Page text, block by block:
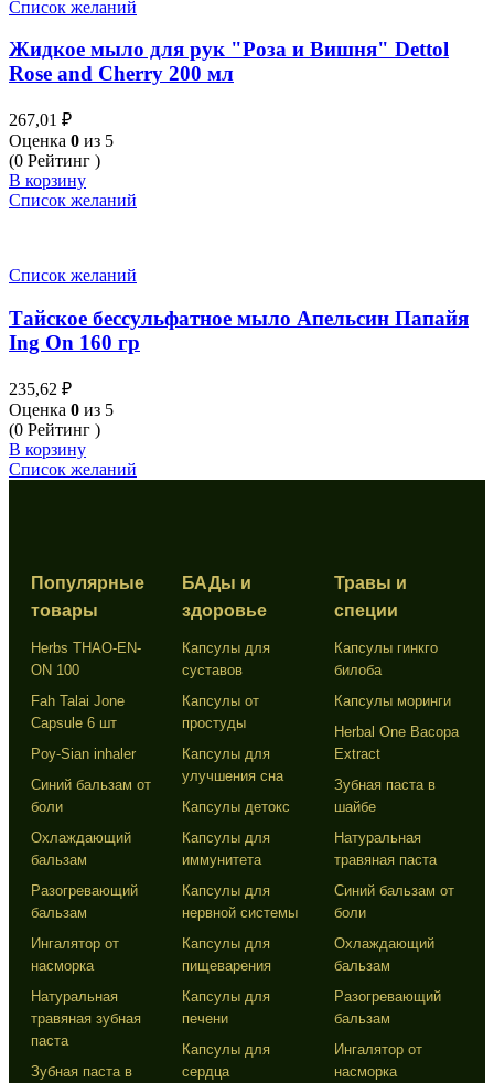
Список желаний
Жидкое мыло для рук "Роза и Вишня" Dettol
Rose and Cherry 200 мл
267,01 ₽
Оценка 0 из 5
(0 Рейтинг )
В корзину
Список желаний
Список желаний
Тайское бессульфатное мыло Апельсин Папайя
Ing On 160 гр
235,62 ₽
Оценка 0 из 5
(0 Рейтинг )
В корзину
Список желаний
Популярные
товары
Herbs THAO-EN-
ON 100
Fah Talai Jone
Capsule 6 шт
Poy-Sian inhaler
Синий бальзам от
боли
Охлаждающий
бальзам
Разогревающий
бальзам
Ингалятор от
насморка
Натуральная
травяная зубная
паста
Зубная паста в
БАДы и
здоровье
Капсулы для
суставов
Капсулы от
простуды
Капсулы для
улучшения сна
Капсулы детокс
Капсулы для
иммунитета
Капсулы для
нервной системы
Капсулы для
пищеварения
Капсулы для
печени
Капсулы для
сердца
Травы и
специи
Капсулы гинкго
билоба
Капсулы моринги
Herbal One Bacopa
Extract
Зубная паста в
шайбе
Натуральная
травяная паста
Синий бальзам от
боли
Охлаждающий
бальзам
Разогревающий
бальзам
Ингалятор от
насморка